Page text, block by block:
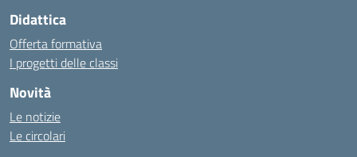
Didattica
Offerta formativa
I progetti delle classi
Novità
Le notizie
Le circolari